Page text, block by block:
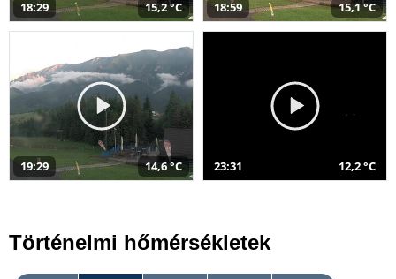
18:29 15,2 °C 18:59 15,1 °C
19:29 14,6 °C 23:31 12,2 °C
Történelmi hőmérsékletek